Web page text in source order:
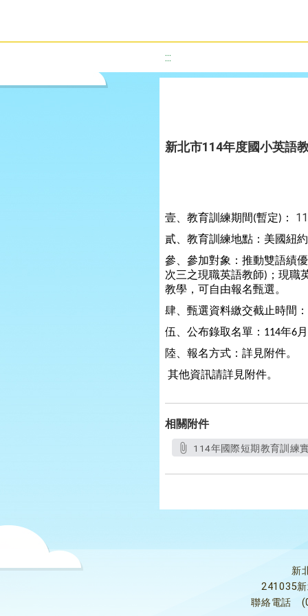
:::
新北市114年度國小英語
壹、教育訓練期間(暫定) ：
貳、教育訓練地點：美國紐
參、參加對象：推動雙語績
次三之現職英語教師) ；現職
教學，可自由報名甄選。
肆、甄選資料繳交截止時間：
伍、公布錄取名單： 114年6月
陸、報名方式：詳見附件。
其他資訊請詳見附件。
相關附件
114年國際短期教育訓練
新
241035
聯絡電話